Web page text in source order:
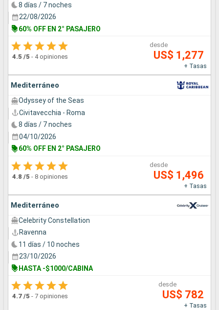
8 días / 7 noches
22/08/2026
60% OFF EN 2° PASAJERO
4.5 /5 - 4 opiniones
desde
US$ 1,277
+ Tasas
Mediterráneo
Odyssey of the Seas
Civitavecchia - Roma
8 días / 7 noches
04/10/2026
60% OFF EN 2° PASAJERO
4.8 /5 - 8 opiniones
desde
US$ 1,496
+ Tasas
Mediterráneo
Celebrity Constellation
Ravenna
11 días / 10 noches
23/10/2026
HASTA -$1000/CABINA
4.7 /5 - 7 opiniones
desde
US$ 782
+ Tasas